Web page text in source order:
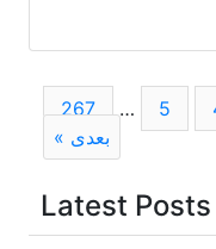
Page
5
…
Page
267
بعدی »
Latest Posts